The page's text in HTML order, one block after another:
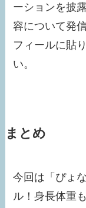
ーションを披
容について発
フィールに貼
い。
まとめ
今回は「ぴょ
ル！身長体重